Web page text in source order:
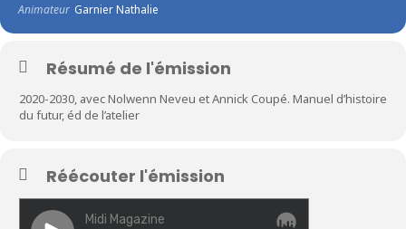
Animateur Garnier Nathalie
Résumé de l'émission
2020-2030, avec Nolwenn Neveu et Annick Coupé. Manuel d’histoire
du futur, éd de l’atelier
Réécouter l'émission